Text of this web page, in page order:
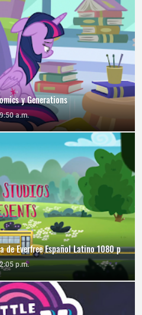
y Generations
9:50 a.m.
de Everfree Español Latino 1080 p
2:05 p.m.